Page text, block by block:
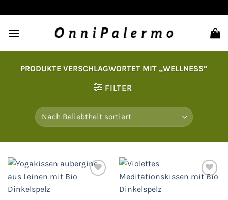
Inhalt
springen
PRODUKTE VERSCHLAGWORTET MIT „WELLNESS“
FILTER